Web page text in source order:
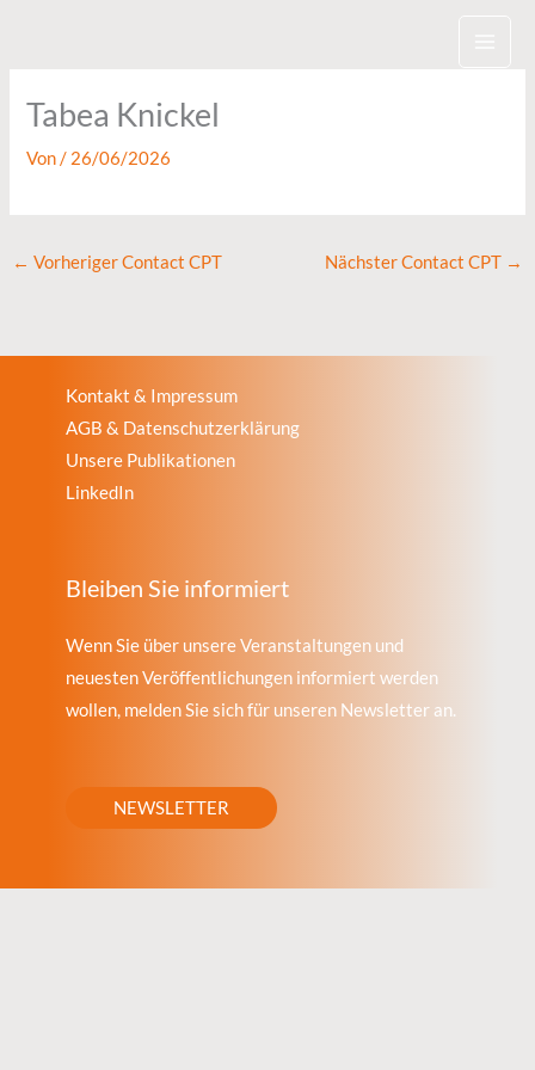
Tabea Knickel
Von/ 26/06/2026
← Vorheriger Contact CPT Nächster Contact CPT →
Kontakt & Impressum
AGB & Datenschutzerklärung
Unsere Publikationen
LinkedIn
Bleiben Sie informiert
Wenn Sie über unsere Veranstaltungen und
neuesten Veröffentlichungen informiert werden
wollen, melden Sie sich für unseren Newsletter an.
NEWSLETTER